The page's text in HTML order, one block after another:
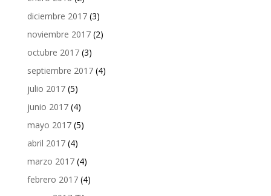
diciembre 2017(3)
noviembre 2017(2)
octubre 2017(3)
septiembre 2017(4)
julio 2017(5)
junio 2017(4)
mayo 2017(5)
abril 2017(4)
marzo 2017(4)
febrero 2017(4)